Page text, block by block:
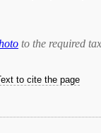
to the required
Text to cite the page